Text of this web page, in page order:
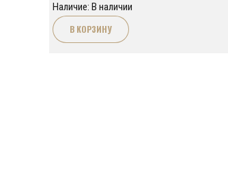
Наличие: В наличии
В КОРЗИНУ